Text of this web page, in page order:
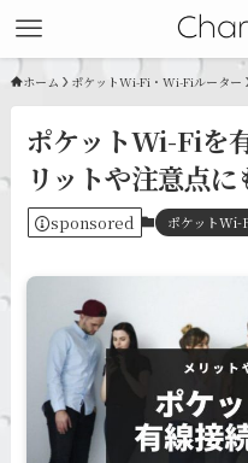
ホーム ポケットWi-Fi・Wi-Fiルーター
ポケットWi-Fiを
リットや注意点に
sponsored ポケット